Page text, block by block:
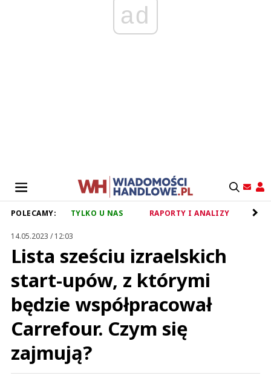
ad
POLECAMY: TYLKO U NAS RAPORTY I ANALIZY
14.05.2023 / 12:03
Lista sześciu izraelskich
start-upów, z którymi
będzie współpracował
Carrefour. Czym się
zajmują?